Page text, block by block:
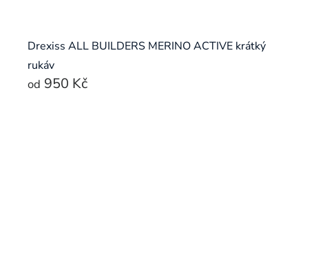
Drexiss ALL BUILDERS MERINO ACTIVE krátký
rukáv
od 950 Kč